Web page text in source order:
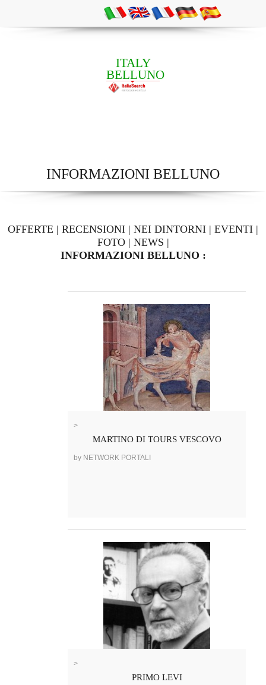
ITALY
BELLUNO
INFORMAZIONI BELLUNO
OFFERTE | RECENSIONI | NEI DINTORNI | EVENTI |
FOTO| NEWS |
INFORMAZIONI BELLUNO :
>
MARTINO DI TOURS VESCOVO
by NETWORK PORTALI
>
PRIMO LEVI